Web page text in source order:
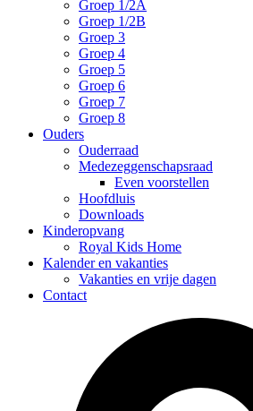
Groep 1/2A
Groep 1/2B
Groep 3
Groep 4
Groep 5
Groep 6
Groep 7
Groep 8
Ouders
Ouderraad
Medezeggenschapsraad
Even voorstellen
Hoofdluis
Downloads
Kinderopvang
Royal Kids Home
Kalender en vakanties
Vakanties en vrije dagen
Contact